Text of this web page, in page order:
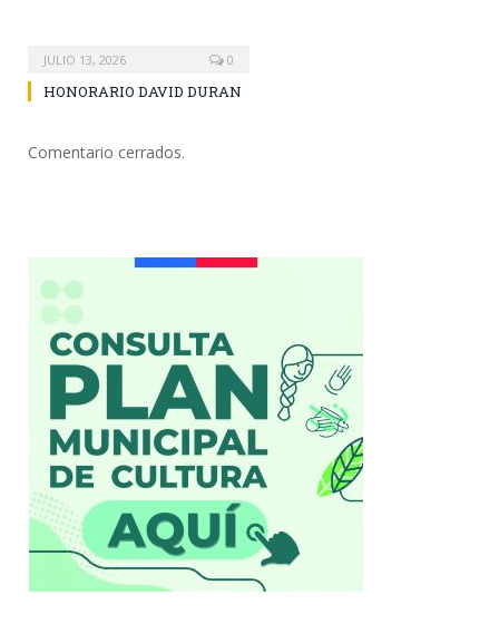
JULIO 13, 2026 0
HONORARIO DAVID DURAN
Comentario cerrados.